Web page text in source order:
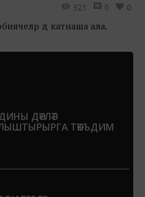
321 0 0
дә катнаша ала.
ДӘҮЛӘТ
ТӘКЪДИМ